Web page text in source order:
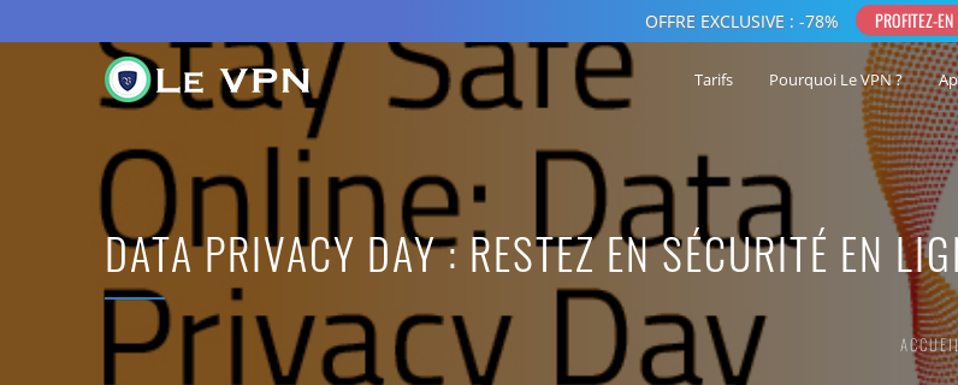
Tarifs Pourquoi Le VPN ?
DATA PRIVACY DAY : RESTEZ EN SÉCURITÉ EN